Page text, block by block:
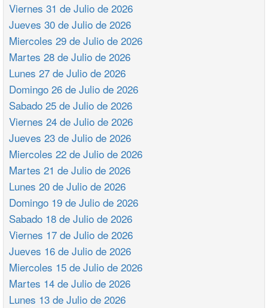
Viernes 31 de Julio de 2026
Jueves 30 de Julio de 2026
Miercoles 29 de Julio de 2026
Martes 28 de Julio de 2026
Lunes 27 de Julio de 2026
Domingo 26 de Julio de 2026
Sabado 25 de Julio de 2026
Viernes 24 de Julio de 2026
Jueves 23 de Julio de 2026
Miercoles 22 de Julio de 2026
Martes 21 de Julio de 2026
Lunes 20 de Julio de 2026
Domingo 19 de Julio de 2026
Sabado 18 de Julio de 2026
Viernes 17 de Julio de 2026
Jueves 16 de Julio de 2026
Miercoles 15 de Julio de 2026
Martes 14 de Julio de 2026
Lunes 13 de Julio de 2026